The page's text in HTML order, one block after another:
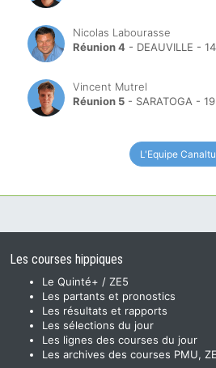
Nicolas Labourasse
Réunion 4 - DEAUVILLE -
Vincent Mutrel
Réunion 5 - SARATOGA -
L'Equipe
Les courses hippiques
Le Quinté+ / ZE5
Les partants et pronostics
Les résultats et rapports
Les sélections du jour
Les lignes des courses du jour
Les archives des courses PMU,